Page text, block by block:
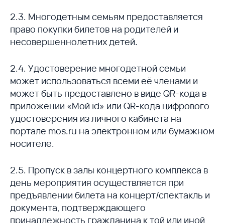
2.3. Многодетным семьям предоставляется
право покупки билетов на родителей и
несовершеннолетних детей.
2.4. Удостоверение многодетной семьи
может использоваться всеми её членами и
может быть предоставлено в виде QR-кода в
приложении «Мой id» или QR-кода цифрового
удостоверения из личного кабинета на
портале mos.ru на электронном или бумажном
носителе.
2.5. Пропуск в залы концертного комплекса в
день мероприятия осуществляется при
предъявлении билета на концерт/спектакль и
документа, подтверждающего
принадлежность гражданина к той или иной